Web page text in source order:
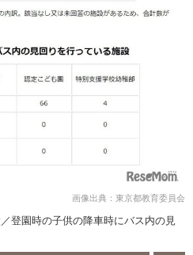
画像出典：東京都教育委員会
登園時の子供の降車時にバス内の見